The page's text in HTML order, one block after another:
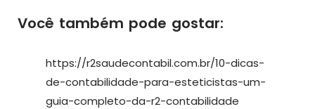
Você também pode gostar:
https://r2saudecontabil.com.br/10-dicas-
de-contabilidade-para-esteticistas-um-
guia-completo-da-r2-contabilidade